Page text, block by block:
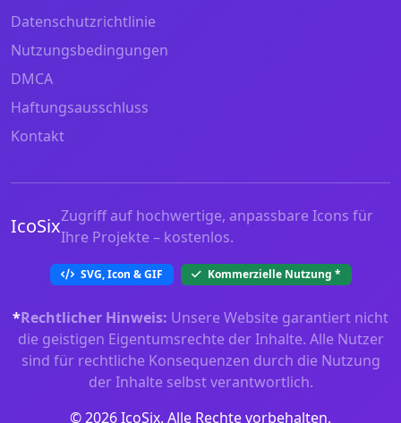
Datenschutzrichtlinie
Nutzungsbedingungen
DMCA
Haftungsausschluss
Kontakt
IcoSixZugriff auf hochwertige, anpassbare Icons für
Ihre Projekte – kostenlos.
SVG, Icon & GIF Kommerzielle Nutzung *
*Rechtlicher Hinweis: Unsere Website garantiert nicht
die geistigen Eigentumsrechte der Inhalte. Alle Nutzer
sind für rechtliche Konsequenzen durch die Nutzung
der Inhalte selbst verantwortlich.
© 2026 IcoSix. Alle Rechte vorbehalten.